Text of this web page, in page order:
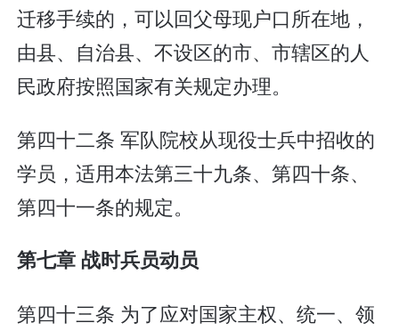
迁移手续的，可以回父母现户口所在地，
由县、自治县、不设区的市、市辖区的人
民政府按照国家有关规定办理。
第四十二条 军队院校从现役士兵中招收的
学员，适用本法第三十九条、第四十条、
第四十一条的规定。
第七章 战时兵员动员
第四十三条 为了应对国家主权、统一、领